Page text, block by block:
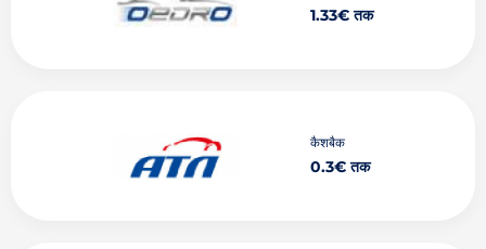
1.33€ तक
कैशबैक
0.3€ तक